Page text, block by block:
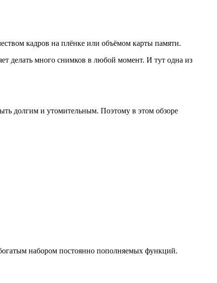
кадров на плёнке или объёмом карты памяти.
делать много снимков в любой момент. И тут одна из
долгим и утомительным. Поэтому в этом обзоре
набором постоянно пополняемых функций.